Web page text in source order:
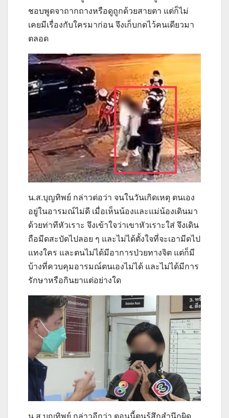
ชอบพูดจาถากถางหรือดูถูกด้วยสายตา แต่ก็ไม่
เคยมีเรื่องกับใครมาก่อน จึงเก็บกดไว้คนเดียวมา
ตลอด
น.ส.บุญทิพย์ กล่าวต่อว่า จนในวันเกิดเหตุ ตนเอง
อยู่ในอารมณ์ไม่ดี เมื่อเห็นน้องและแม่น้องเดินมา
ด้วยท่าทีหัวเราะ จึงเข้าใจว่าเขาหัวเราะใส่ จึงเดิน
ถือมีดสะบัดไปลอย ๆ และไม่ได้ตั้งใจที่จะเอามีดไป
แทงใคร และตนไม่ได้มีอาการป่วยทางจิต แต่ก็มี
บ้างที่ควบคุมอารมณ์ตนเองไม่ได้ และไม่ได้มีการ
รักษาหรือกินยาแต่อย่างใด
น.ส.บุญทิพย์ กล่าวอีกว่า ตอนนี้ตนรู้สึกสำนึกผิด